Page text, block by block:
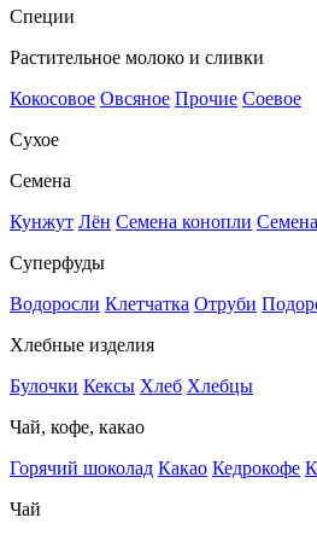
Специи
Растительное молоко и сливки
Кокосовое Овсяное Прочие Соевое
Сухое
Семена
Кунжут Лён Семена конопли
Суперфуды
Водоросли Клетчатка Отруби
Хлебные изделия
Булочки Кексы Хлеб Хлебцы
Чай, кофе, какао
Горячий шоколад Какао Кедрокофе
Чай